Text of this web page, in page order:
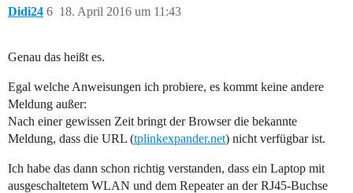
Didi24 18. April 2016 um 11:43
6
Genau das heißt es.
Egal welche Anweisungen ich probiere, es kommt keine andere
Meldung außer:
Nach einer gewissen Zeit bringt der Browser die bekannte
Meldung, dass die URL (tplinkexpander.net) nicht verfügbar ist.
Ich habe das dann schon richtig verstanden, dass ein Laptop mit
ausgeschaltetem WLAN und dem Repeater an der RJ45-Buchse